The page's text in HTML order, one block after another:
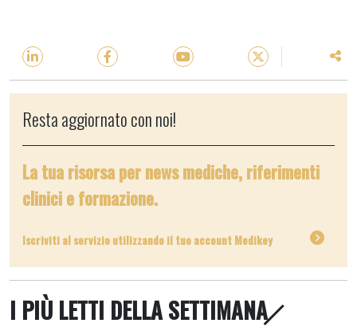
Resta aggiornato con noi!
La tua risorsa per news mediche, riferimenti
clinici e formazione.
Iscriviti al servizio utilizzando il tuo account Medikey
I PIÙ LETTI DELLA SETTIMANA